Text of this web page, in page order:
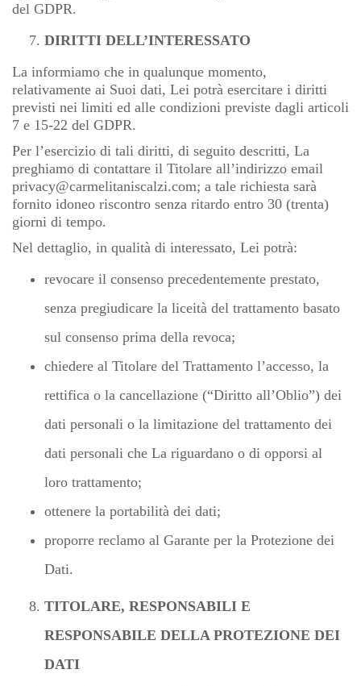
del GDPR.
DIRITTI DELL’INTERESSATO
La informiamo che in qualunque momento,
relativamente ai Suoi dati, Lei potrà esercitare i diritti
previsti nei limiti ed alle condizioni previste dagli articoli
7 e 15-22 del GDPR.
Per l’esercizio di tali diritti, di seguito descritti, La
preghiamo di contattare il Titolare all’indirizzo email
privacy@carmelitaniscalzi.com; a tale richiesta sarà
fornito idoneo riscontro senza ritardo entro 30 (trenta)
giorni di tempo.
Nel dettaglio, in qualità di interessato, Lei potrà:
revocare il consenso precedentemente prestato,
senza pregiudicare la liceità del trattamento basato
sul consenso prima della revoca;
chiedere al Titolare del Trattamento l’accesso, la
rettifica o la cancellazione (“Diritto all’Oblio”) dei
dati personali o la limitazione del trattamento dei
dati personali che La riguardano o di opporsi al
loro trattamento;
ottenere la portabilità dei dati;
proporre reclamo al Garante per la Protezione dei
Dati.
TITOLARE, RESPONSABILI E
RESPONSABILE DELLA PROTEZIONE DEI
DATI